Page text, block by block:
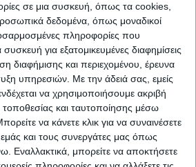
σε μια συσκευή, όπως τα cookies,
δεδομένα, όπως μοναδικοί
πληροφορίες που
για εξατομικευμένες διαφημίσεις
διαφήμισης και περιεχομένου, έρευνα
υπηρεσιών. Με την άδειά σας, εμείς
να χρησιμοποιήσουμε ακριβή
και ταυτοποίησης μέσω
να κάνετε κλικ για να συναινέσετε
και τους συνεργάτες μας όπως
Εναλλακτικά, μπορείτε να αποκτήσετε